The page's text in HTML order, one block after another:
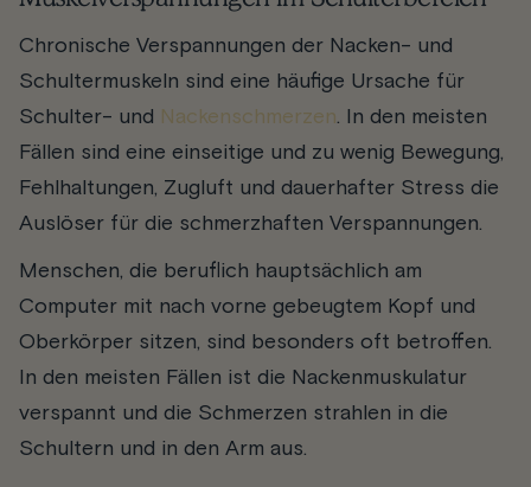
Chronische Verspannungen der Nacken- und
Schultermuskeln sind eine häufige Ursache für
Schulter- und Nackenschmerzen. In den meisten
Fällen sind eine einseitige und zu wenig Bewegung,
Fehlhaltungen, Zugluft und dauerhafter Stress die
Auslöser für die schmerzhaften Verspannungen.
Menschen, die beruflich hauptsächlich am
Computer mit nach vorne gebeugtem Kopf und
Oberkörper sitzen, sind besonders oft betroffen.
In den meisten Fällen ist die Nackenmuskulatur
verspannt und die Schmerzen strahlen in die
Schultern und in den Arm aus.